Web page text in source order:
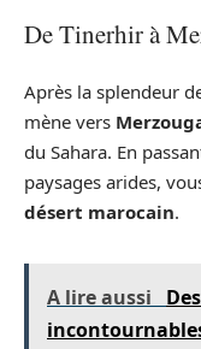
De Tinerhir à
Après la splendeur
mène vers
du Sahara. En
paysages arides,
désert marocain.
A lire aussi